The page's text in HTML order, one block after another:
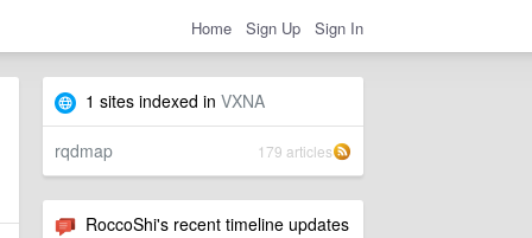
Home Sign Up Sign In
1 sites indexed in VXNA
rqdmap 179 articles
RoccoShi's recent timeline updates